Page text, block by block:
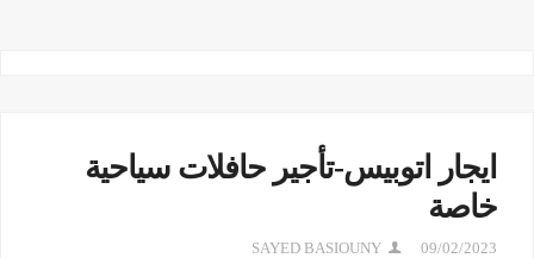
ايجار اتوبيس-تأجير حافلات سياحية
خاصة
09/02/2023
SAYED BASIOUNY